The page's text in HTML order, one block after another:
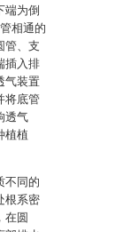
端为倒
相通的
管、支
插入排
气装置
将底管
透气
植植
不同的
根系密
在圆